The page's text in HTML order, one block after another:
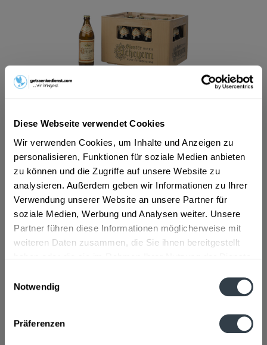
Diese Webseite verwendet Cookies
Wir verwenden Cookies, um Inhalte und Anzeigen zu
personalisieren, Funktionen für soziale Medien anbieten
zu können und die Zugriffe auf unsere Website zu
analysieren. Außerdem geben wir Informationen zu Ihrer
Verwendung unserer Website an unsere Partner für
soziale Medien, Werbung und Analysen weiter. Unsere
Partner führen diese Informationen möglicherweise mit
weiteren Daten zusammen, die Sie ihnen bereitgestellt
Notwendig
Präferenzen
Inhalt:10 Liter (2,00 € * / 1 Liter)
MEHRWEG
+3,10 € Pfand
In denWarenkorb
Hinzugefügt
Artikel-Nr.: 15691
mehr
Zutaten und Allergene